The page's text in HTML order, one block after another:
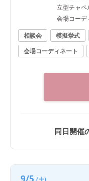
立型チャ
会場コーデ
相談会
模擬挙式
会場コーディネート
同日開催